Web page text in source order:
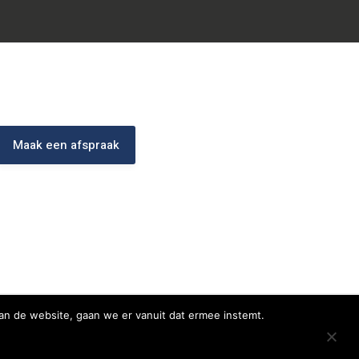
Maak een afspraak
de website, gaan we er vanuit dat ermee instemt.